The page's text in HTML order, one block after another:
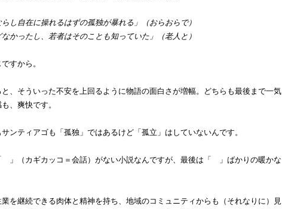
し自在に操れるはずの孤独が暴れる」（おらおらで）
かったし、若者はそのことも知っていた」（老人と）
すから。
、そういった不安を上回るように物語の面白さが増幅。どちらも最後まで一気
、爽快です。
ンティアゴも「孤独」ではあるけど「孤立」はしていないんです。
」（カギカッコ＝会話）がない小説なんですが、最後は「 」ばかりの暖かな
を継続できる肉体と精神を持ち、地域のコミュニティからも（それなりに）見